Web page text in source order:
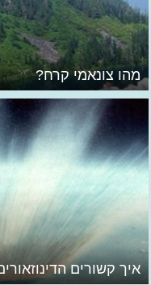
מהו צונאמי קרח?
איך קשורים